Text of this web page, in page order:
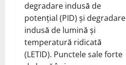
degradare indusă de
potențial (PID) și degradare
indusă de lumină și
temperatură ridicată
(LETID). Punctele sale forte